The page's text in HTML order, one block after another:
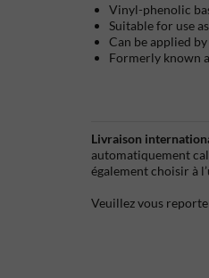
Vinyl-phenolic
Suitable for use
Can be applied
Formerly known
Livraison
automatiquement
également choisir à
Veuillez vous